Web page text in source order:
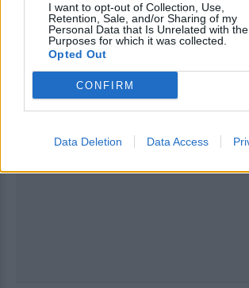
I want to opt-out of Collection, Use,
Retention, Sale, and/or Sharing of my
Personal Data that Is Unrelated with the
Purposes for which it was collected.
Opted Out
CONFIRM
Data Deletion Data Access